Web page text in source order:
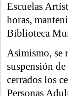
Escuelas
horas,
Biblioteca
Asimismo, se
suspensión
cerrados los
Personas